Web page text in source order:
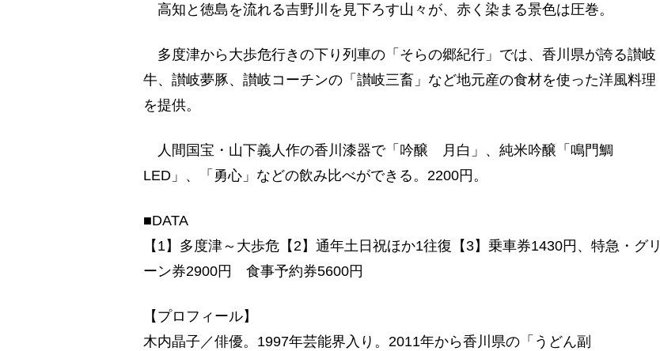
高知と徳島を流れる吉野川を見下ろす山々が、赤く染まる景色は圧巻。
多度津から大歩危行きの下り列車の「そらの郷紀行」では、香川県が誇る讃岐
牛、讃岐夢豚、讃岐コーチンの「讃岐三畜」など地元産の食材を使った洋風料理
を提供。
人間国宝・山下義人作の香川漆器で「吟醸 月白」、純米吟醸「鳴門鯛
LED」、「勇心」などの飲み比べができる。2200円。
■DATA
【1】多度津～大歩危【2】通年土日祝ほか1往復【3】乗車券1430円、特急・グリ
ーン券2900円 食事予約券5600円
【プロフィール】
木内晶子／俳優。1997年芸能界入り。2011年から香川県の「うどん副